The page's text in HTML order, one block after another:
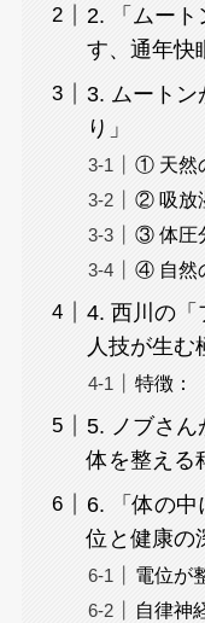
2. 「ムート
す、通年快
3. ムートン
り」
① 天然
② 吸放
③ 体圧
④ 自然
4. 西川の
人技が生む
特徴：
5. ノブさ
体を整える
6. 「体の
位と健康の
電位が
自律神